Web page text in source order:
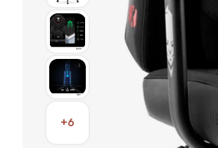
+6